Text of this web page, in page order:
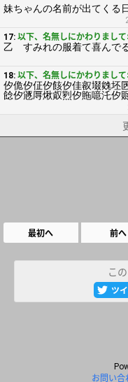
妹ちゃんの名前が出てくる
17: 以下、名無しにかわりまし
乙 すみれの服着て喜んで
18: 以下、名無しにかわりまし
㐴佹㐴佂㐴䬵㐴佳㕡㙍㕙坯
䭃㐴䝇㕌煍㕢煭㐴䝯噫汑㐴
最初へ 前へ
こ
ツ
お問い合